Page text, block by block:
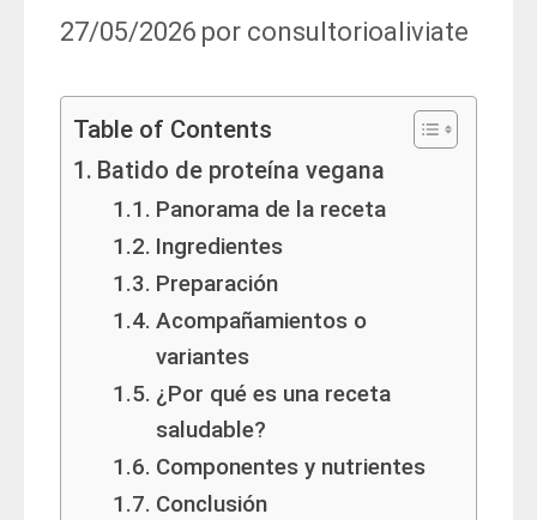
27/05/2026 por consultorioaliviate
Table of Contents
Batido de proteína vegana
Panorama de la receta
Ingredientes
Preparación
Acompañamientos o
variantes
¿Por qué es una receta
saludable?
Componentes y nutrientes
Conclusión